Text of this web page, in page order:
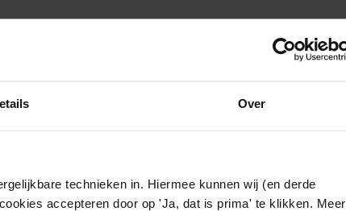
Over
technieken in. Hiermee kunnen wij (en derde
accepteren door op 'Ja, dat is prima' te klikken. Meer